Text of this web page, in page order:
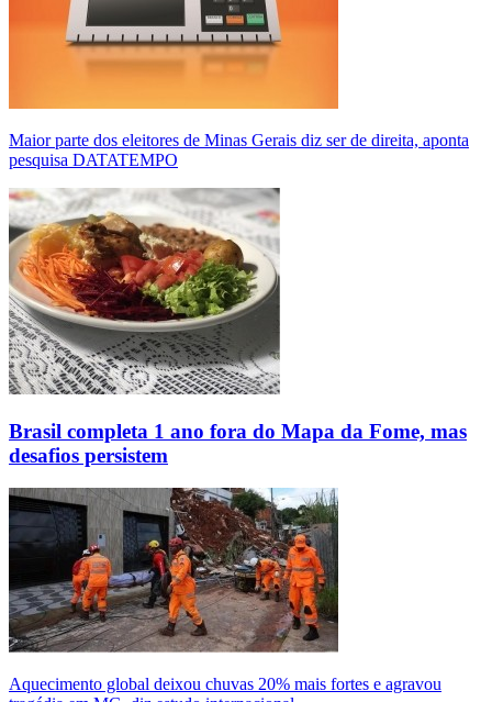
Maior parte dos eleitores de Minas Gerais diz ser de direita, aponta
pesquisa DATATEMPO
Brasil completa 1 ano fora do Mapa da Fome, mas
desafios persistem
Aquecimento global deixou chuvas 20% mais fortes e agravou